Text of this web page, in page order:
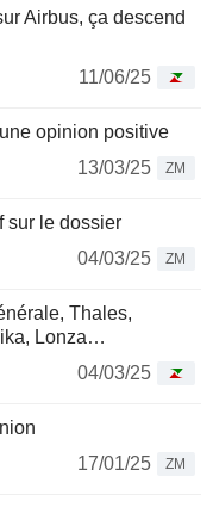
Airbus, ça descend
11/06/25
opinion positive
13/03/25
ZM
sur le dossier
04/03/25
ZM
Thales,
Lonza…
04/03/25
17/01/25
ZM